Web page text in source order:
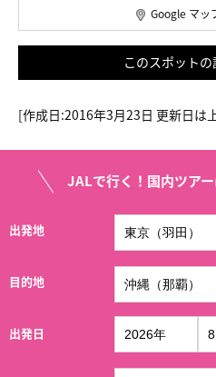
Google マッ
このスポット
[作成日:2016年3月23日 更新日は
JALで行く！国内ツア
出発地
目的地
出発日